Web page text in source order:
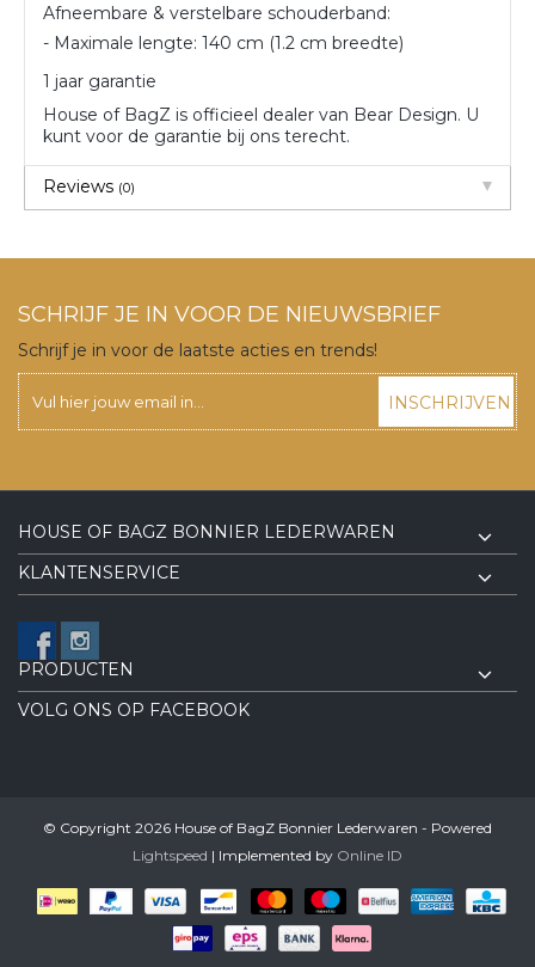
Afneembare & verstelbare schouderband:
- Maximale lengte: 140 cm (1.2 cm breedte)
1 jaar garantie
House of BagZ is officieel dealer van Bear Design. U
kunt voor de garantie bij ons terecht.
Reviews (0)
SCHRIJF JE IN VOOR DE NIEUWSBRIEF
Schrijf je in voor de laatste acties en trends!
INSCHRIJVEN
HOUSE OF BAGZ BONNIER LEDERWAREN
KLANTENSERVICE
PRODUCTEN
VOLG ONS OP FACEBOOK
© Copyright 2026 House of BagZ Bonnier Lederwaren - Powered
Lightspeed | Implemented by Online ID